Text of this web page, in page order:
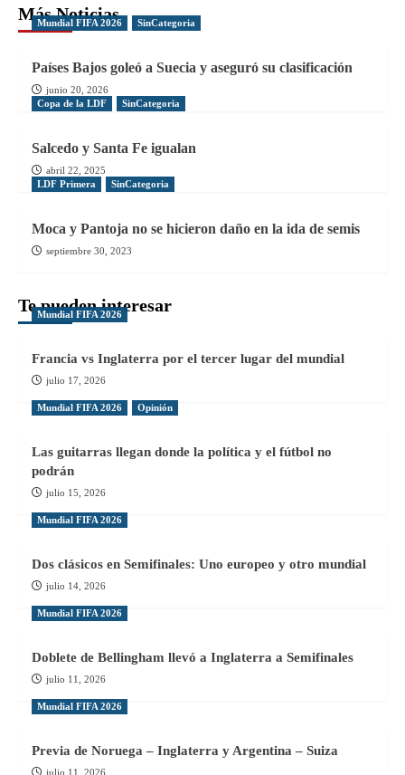
Más Noticias
Mundial FIFA 2026 SinCategoria
Países Bajos goleó a Suecia y aseguró su clasificación
junio 20, 2026
Copa de la LDF
SinCategoria
Salcedo y Santa Fe igualan
abril 22, 2025
LDF Primera
SinCategoria
Moca y Pantoja no se hicieron daño en la ida de semis
septiembre 30, 2023
Te pueden interesar
Mundial FIFA 2026
Francia vs Inglaterra por el tercer lugar del mundial
julio 17, 2026
Mundial FIFA 2026 Opinión
Las guitarras llegan donde la política y el fútbol no
podrán
julio 15, 2026
Mundial FIFA 2026
Dos clásicos en Semifinales: Uno europeo y otro mundial
julio 14, 2026
Mundial FIFA 2026
Doblete de Bellingham llevó a Inglaterra a Semifinales
julio 11, 2026
Mundial FIFA 2026
Previa de Noruega – Inglaterra y Argentina – Suiza
julio 11, 2026